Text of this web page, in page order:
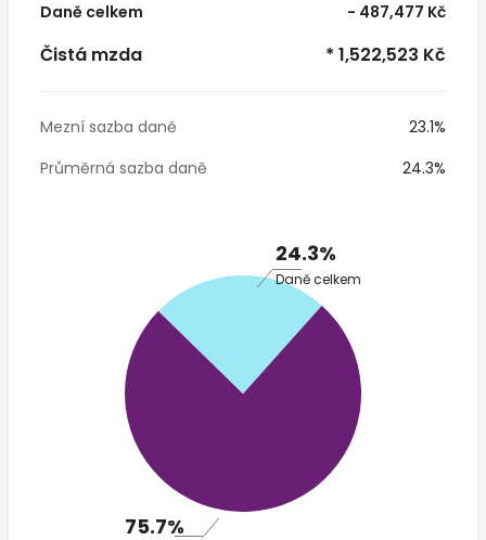
Daně celkem - 487,477 Kč
Čistá mzda * 1,522,523 Kč
Mezní sazba daně
23.1%
Průměrná sazba daně
24.3%
24.3%
Daně celkem
75.7%